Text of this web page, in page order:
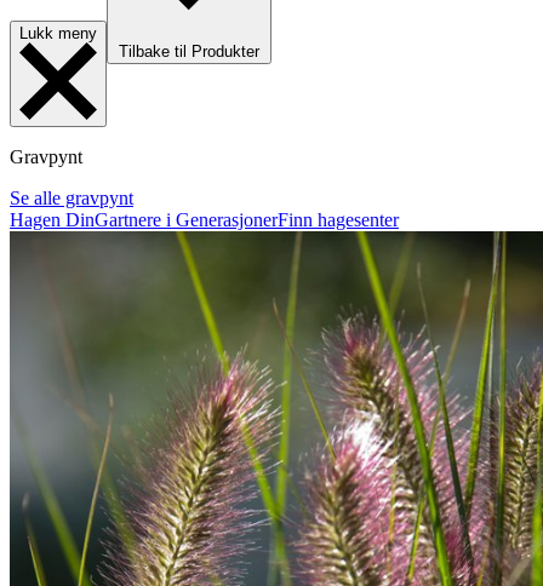
Lukk meny
Tilbake til Produkter
Gravpynt
Se alle gravpynt
Hagen DinGartnere i GenerasjonerFinn hagesenter